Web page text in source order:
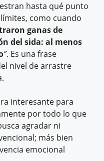
hasta qué punto
como cuando
ganas de
del sida: al menos
”. Es una frase
nivel de arrastre
interesante para
por todo lo que
agradar ni
más bien
emocional